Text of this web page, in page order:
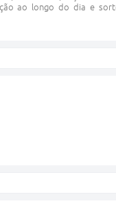
ao longo do dia e